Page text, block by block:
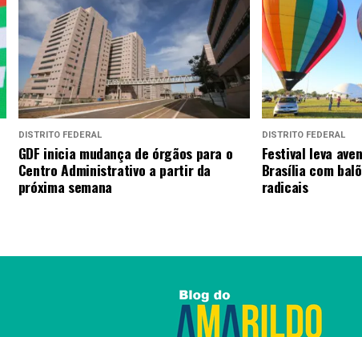
DISTRITO FEDERAL
GDF inicia mudança de órgãos para o
Centro Administrativo a partir da
próxima semana
DISTRITO FEDERAL
Festival leva
Brasília com
radicais